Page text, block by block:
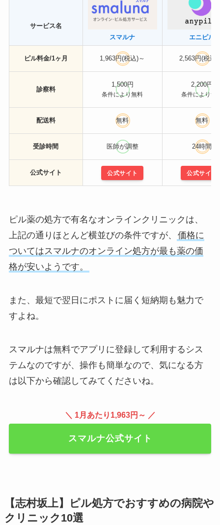
サービス名
スマルナ
エニピル
ピル料金/1ヶ月 1,963円(税込)～ 2,563円(税込)
診察料
1,500円
条件により無料
2,200円
条件により無
配送料 無料 無料
受診時間 医師が調整 24時間
公式サイト 公式サイト 公式サイト
ピル薬の処方で有名なオンラインクリニックは、
上記の通りほとんど横並びの条件ですが、
価格に
ついてはスマルナのオンライン処方が最も薬の価
格が安いようです。
また、最短で翌日にポストに届く短納期も魅力で
すよね。
スマルナは無料でアプリに登録して利用するシス
テムなのですが、操作も簡単なので、気になる方
は以下から確認してみてくださいね。
＼ 1月あたり1,963円～ ／
スマルナ公式サイト
【志村坂上】ピル処方でおすすめの病院や
クリニック10選